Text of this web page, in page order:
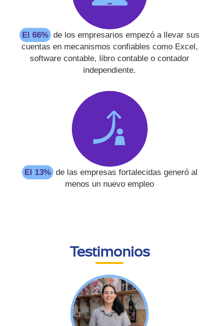
El 66% de los empresarios empezó a llevar sus
cuentas en mecanismos confiables como Excel,
software contable, libro contable o contador
independiente.
El 13% de las empresas fortalecidas generó al
menos un nuevo empleo
Testimonios